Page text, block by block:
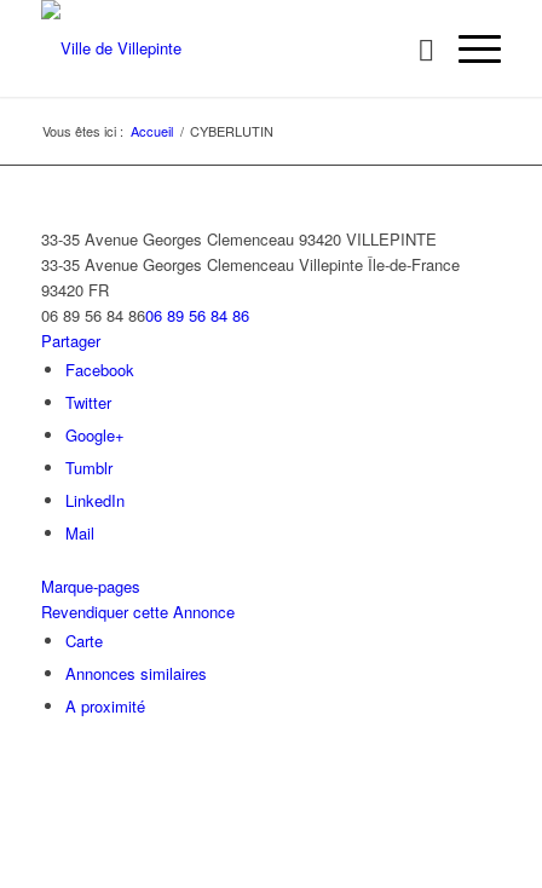
Vous êtes ici : Accueil / CYBERLUTIN
33-35 Avenue Georges Clemenceau 93420 VILLEPINTE
33-35 Avenue Georges Clemenceau Villepinte Île-de-France
93420 FR
06 89 56 84 8606 89 56 84 86
Partager
Facebook
Twitter
Google+
Tumblr
LinkedIn
Mail
Marque-pages
Revendiquer cette Annonce
Carte
Annonces similaires
A proximité